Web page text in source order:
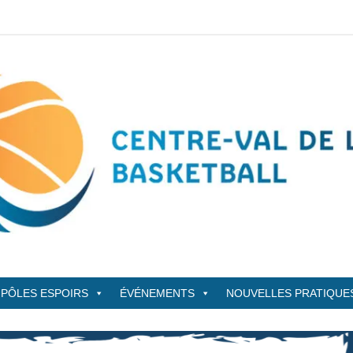
PÔLES ESPOIRS ÉVÉNEMENTS NOUVELLES